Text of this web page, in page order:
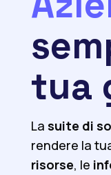
tua
La suite di
rendere la
risorse, le